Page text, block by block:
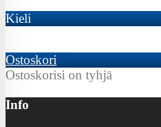
Kieli
Ostoskori
Ostoskorisi on tyhjä
Info